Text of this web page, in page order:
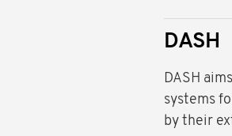
DASH
DASH
systems
by their